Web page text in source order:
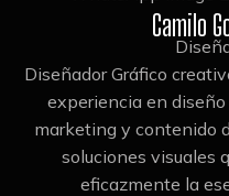
Camilo
Diseñador Gráfico
experiencia en
marketing y contenido
soluciones visuales
eficazmente la